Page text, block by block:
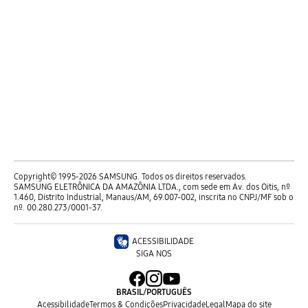
Copyright© 1995-2026 SAMSUNG. Todos os direitos reservados.
SAMSUNG ELETRÔNICA DA AMAZÔNIA LTDA., com sede em Av. dos Oitis, nº
1.460, Distrito Industrial, Manaus/AM, 69.007-002, inscrita no CNPJ/MF sob o
nº. 00.280.273/0001-37.
BRASIL/PORTUGUÊS
AcessibilidadeTermos & CondiçõesPrivacidadeLegal Mapa do site
ACESSIBILIDADE
SIGA NOS